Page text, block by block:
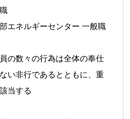
ネルギーセンター 一般職
数々の行為は全体の奉仕
い非行であるとともに、重
当する